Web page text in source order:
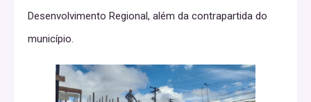
Desenvolvimento Regional, além da contrapartida do
município.